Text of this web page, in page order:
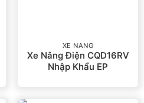
XE NÂNG
Xe Nâng Điện CQD16RV
Nhập Khẩu EP